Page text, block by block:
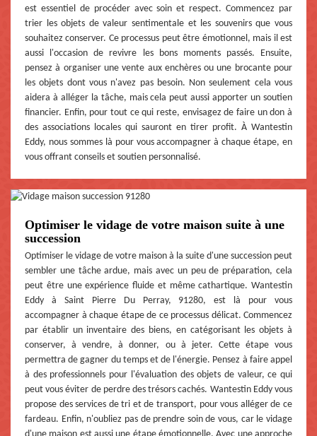
est essentiel de procéder avec soin et respect. Commencez par
trier les objets de valeur sentimentale et les souvenirs que vous
souhaitez conserver. Ce processus peut être émotionnel, mais il est
aussi l'occasion de revivre les bons moments passés. Ensuite,
pensez à organiser une vente aux enchères ou une brocante pour
les objets dont vous n'avez pas besoin. Non seulement cela vous
aidera à alléger la tâche, mais cela peut aussi apporter un soutien
financier. Enfin, pour tout ce qui reste, envisagez de faire un don à
des associations locales qui sauront en tirer profit. À Wantestin
Eddy, nous sommes là pour vous accompagner à chaque étape, en
vous offrant conseils et soutien personnalisé.
Optimiser le vidage de votre maison suite à une
succession
Optimiser le vidage de votre maison à la suite d'une succession peut
sembler une tâche ardue, mais avec un peu de préparation, cela
peut être une expérience fluide et même cathartique. Wantestin
Eddy à Saint Pierre Du Perray, 91280, est là pour vous
accompagner à chaque étape de ce processus délicat. Commencez
par établir un inventaire des biens, en catégorisant les objets à
conserver, à vendre, à donner, ou à jeter. Cette étape vous
permettra de gagner du temps et de l'énergie. Pensez à faire appel
à des professionnels pour l'évaluation des objets de valeur, ce qui
peut vous éviter de perdre des trésors cachés. Wantestin Eddy vous
propose des services de tri et de transport, pour vous alléger de ce
fardeau. Enfin, n'oubliez pas de prendre soin de vous, car le vidage
d'une maison est aussi une étape émotionnelle. Avec une approche